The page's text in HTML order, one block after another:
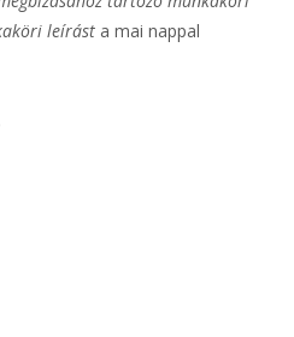
leírást a mai nappal